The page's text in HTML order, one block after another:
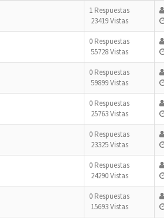
1 Respuestas
23419 Vistas
0 Respuestas
55728 Vistas
0 Respuestas
59899 Vistas
0 Respuestas
25763 Vistas
0 Respuestas
23325 Vistas
0 Respuestas
24290 Vistas
0 Respuestas
15693 Vistas